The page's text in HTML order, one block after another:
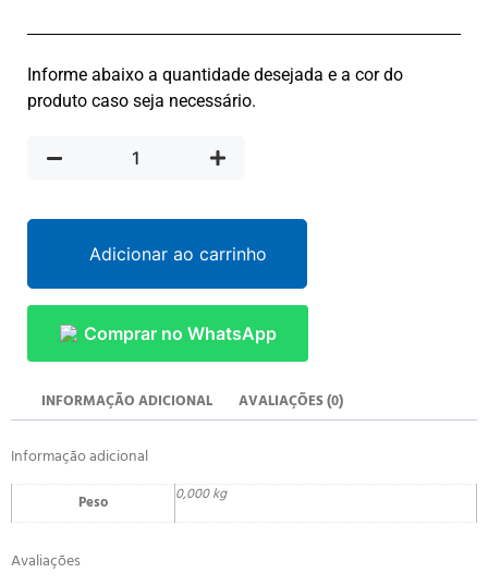
Informe abaixo a quantidade desejada e a cor do
produto caso seja necessário.
Adicionar ao carrinho
Comprar no WhatsApp
INFORMAÇÃO ADICIONAL AVALIAÇÕES (0)
Informação adicional
Peso 0,000 kg
Avaliações